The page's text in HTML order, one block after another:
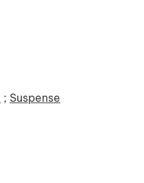
; Suspense